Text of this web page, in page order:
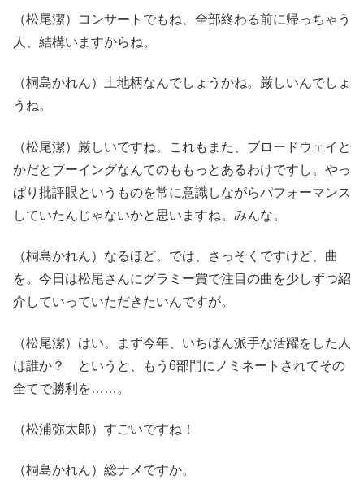
（松尾潔）コンサートでもね、全部終わる前に帰っちゃう
人、結構いますからね。
（桐島かれん）土地柄なんでしょうかね。厳しいんでしょ
うね。
（松尾潔）厳しいですね。これもまた、ブロードウェイと
かだとブーイングなんてのももっとあるわけですし。やっ
ぱり批評眼というものを常に意識しながらパフォーマンス
していたんじゃないかと思いますね。みんな。
（桐島かれん）なるほど。では、さっそくですけど、曲
を。今日は松尾さんにグラミー賞で注目の曲を少しずつ紹
介していっていただきたいんですが。
（松尾潔）はい。まず今年、いちばん派手な活躍をした人
は誰か？ というと、もう6部門にノミネートされてその
全てで勝利を……。
（松浦弥太郎）すごいですね！
（桐島かれん）総ナメですか。